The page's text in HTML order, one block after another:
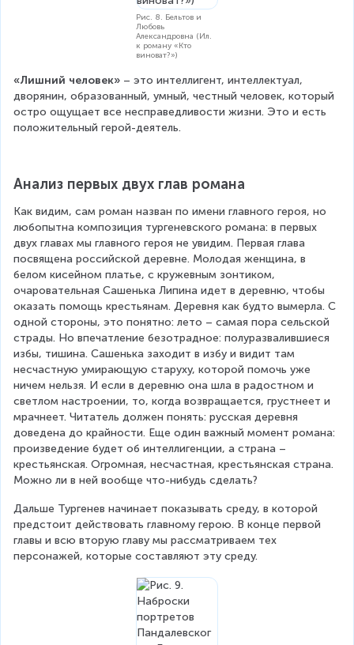
Рис. 8. Бельтов и
Любовь
Александровна (Ил.
к роману «Кто
виноват?»)
«Лишний человек» – это интеллигент, интеллектуал,
дворянин, образованный, умный, честный человек, который
остро ощущает все несправедливости жизни. Это и есть
положительный герой-деятель.
Анализ первых двух глав романа
Как видим, сам роман назван по имени главного героя, но
любопытна композиция тургеневского романа: в первых
двух главах мы главного героя не увидим. Первая глава
посвящена российской деревне. Молодая женщина, в
белом кисейном платье, с кружевным зонтиком,
очаровательная Сашенька Липина идет в деревню, чтобы
оказать помощь крестьянам. Деревня как будто вымерла. С
одной стороны, это понятно: лето – самая пора сельской
страды. Но впечатление безотрадное: полуразвалившиеся
избы, тишина. Сашенька заходит в избу и видит там
несчастную умирающую старуху, которой помочь уже
ничем нельзя. И если в деревню она шла в радостном и
светлом настроении, то, когда возвращается, грустнеет и
мрачнеет. Читатель должен понять: русская деревня
доведена до крайности. Еще один важный момент романа:
произведение будет об интеллигенции, а страна –
крестьянская. Огромная, несчастная, крестьянская страна.
Можно ли в ней вообще что-нибудь сделать?
Дальше Тургенев начинает показывать среду, в которой
предстоит действовать главному герою. В конце первой
главы и всю вторую главу мы рассматриваем тех
персонажей, которые составляют эту среду.